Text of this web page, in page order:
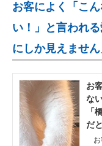
お客によく「こ
い！」と言われ
にしか見えませ
お
な
「
だ
お